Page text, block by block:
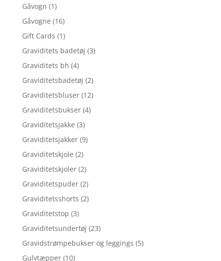
Gåvogn (1)
Gåvogne (16)
Gift Cards (1)
Graviditets badetøj (3)
Graviditets bh (4)
Graviditetsbadetøj (2)
Graviditetsbluser (12)
Graviditetsbukser (4)
Graviditetsjakke (3)
Graviditetsjakker (9)
Graviditetskjole (2)
Graviditetskjoler (2)
Graviditetspuder (2)
Graviditetsshorts (2)
Graviditetstop (3)
Graviditetsundertøj (23)
Gravidstrømpebukser og leggings (5)
Gulvtæpper (10)